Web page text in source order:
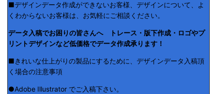
■デザインデータ作成ができないお客様、デザインについて、よ
くわからないお客様は、お気軽にご相談ください。
データ入稿でお困りの皆さんへ トレース・版下作成・ロゴやプ
リントデザインなど低価格でデータ作成承ります！
■きれいな仕上がりの製品にするために、デザインデータ入稿頂
く場合の注意事項
●Adobe Illustrator でご入稿下さい。